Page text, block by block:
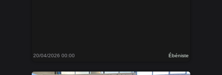
20/04/2026 00:00 Ébéniste